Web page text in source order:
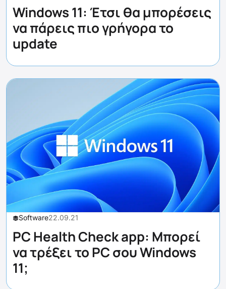
Windows 11: Έτσι θα μπορέσεις
να πάρεις πιο γρήγορα το
update
Software22.09.21
PC Health Check app: Μπορεί
να τρέξει το PC σου Windows
11;